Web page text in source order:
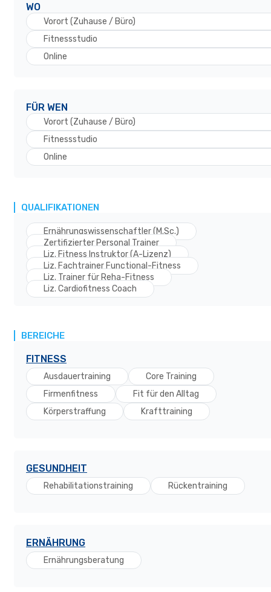
WO
Vorort (Zuhause / Büro)
Fitnessstudio
Online
FÜR WEN
Vorort (Zuhause / Büro)
Fitnessstudio
Online
QUALIFIKATIONEN
Ernährungswissenschaftler (M.Sc.)
Zertifizierter Personal Trainer
Liz. Fitness Instruktor (A-Lizenz)
Liz. Fachtrainer Functional-Fitness
Liz. Trainer für Reha-Fitness
Liz. Cardiofitness Coach
BEREICHE
FITNESS
Ausdauertraining
Core Training
Firmenfitness
Fit für den Alltag
Körperstraffung
Krafttraining
GESUNDHEIT
Rehabilitationstraining Rückentraining
ERNÄHRUNG
Ernährungsberatung